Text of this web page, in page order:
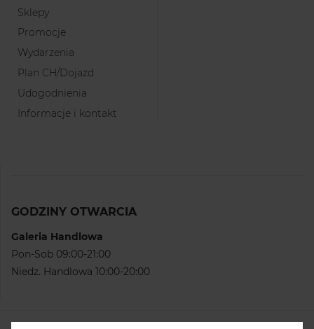
Sklepy
Promocje
Wydarzenia
Plan CH/Dojazd
Udogodnienia
Informacje i kontakt
GODZINY OTWARCIA
Galeria Handlowa
Pon-Sob 09:00-21:00
Niedz. Handlowa 10:00-20:00
KONTAKT